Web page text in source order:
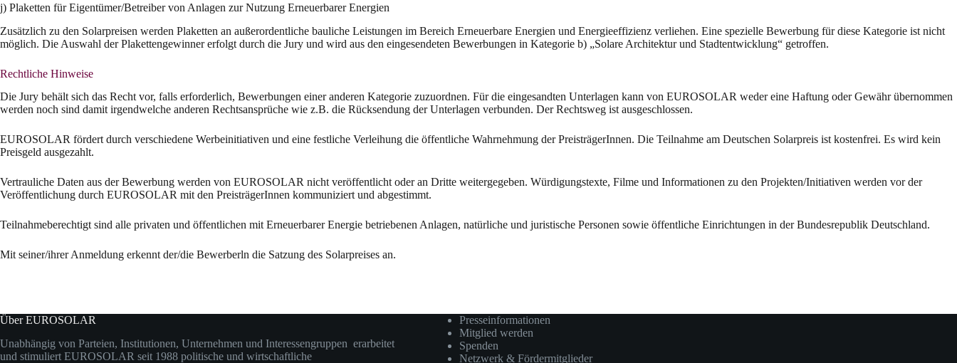
j) Plaketten für Eigentümer/Betreiber von Anlagen zur Nutzung Erneuerbarer Energien
Zusätzlich zu den Solarpreisen werden Plaketten an außerordentliche bauliche Leistungen im Bereich Erneuerbare Energien und Energieeffizienz verliehen. Eine spezielle Bewerbung für diese Kategorie ist nicht
möglich. Die Auswahl der Plakettengewinner erfolgt durch die Jury und wird aus den eingesendeten Bewerbungen in Kategorie b) „Solare Architektur und Stadtentwicklung“ getroffen.
Rechtliche Hinweise
Die Jury behält sich das Recht vor, falls erforderlich, Bewerbungen einer anderen Kategorie zuzuordnen. Für die eingesandten Unterlagen kann von EUROSOLAR weder eine Haftung oder Gewähr übernommen
werden noch sind damit irgendwelche anderen Rechtsansprüche wie z.B. die Rücksendung der Unterlagen verbunden. Der Rechtsweg ist ausgeschlossen.
EUROSOLAR fördert durch verschiedene Werbeinitiativen und eine festliche Verleihung die öffentliche Wahrnehmung der PreisträgerInnen. Die Teilnahme am Deutschen Solarpreis ist kostenfrei. Es wird kein
Preisgeld ausgezahlt.
Vertrauliche Daten aus der Bewerbung werden von EUROSOLAR nicht veröffentlicht oder an Dritte weitergegeben. Würdigungstexte, Filme und Informationen zu den Projekten/Initiativen werden vor der
Veröffentlichung durch EUROSOLAR mit den PreisträgerInnen kommuniziert und abgestimmt.
Teilnahmeberechtigt sind alle privaten und öffentlichen mit Erneuerbarer Energie betriebenen Anlagen, natürliche und juristische Personen sowie öffentliche Einrichtungen in der Bundesrepublik Deutschland.
Mit seiner/ihrer Anmeldung erkennt der/die Bewerberln die Satzung des Solarpreises an.
Über EUROSOLAR
Unabhängig von Parteien, Institutionen, Unternehmen und Interessengruppen erarbeitet
und stimuliert EUROSOLAR seit 1988 politische und wirtschaftliche
Presseinformationen
Mitglied werden
Spenden
Netzwerk & Fördermitglieder